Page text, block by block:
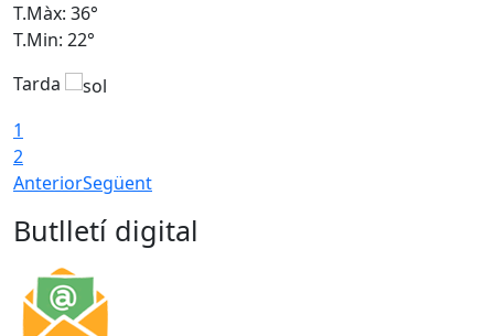
T.Màx: 36°
T.Min: 22°
Tarda
1
2
AnteriorSegüent
Butlletí digital